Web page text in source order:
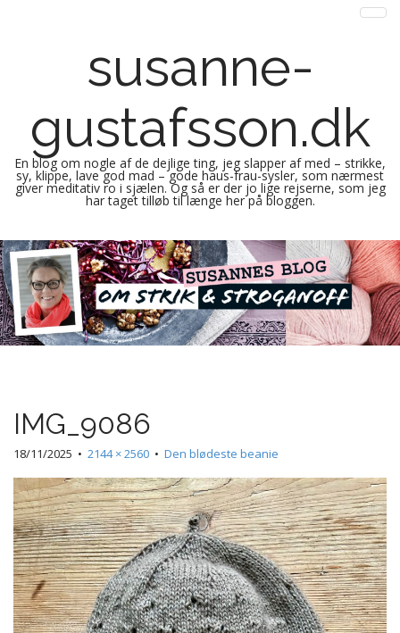
susanne-
gustafsson.dk
En blog om nogle af de dejlige ting, jeg slapper af med – strikke,
sy, klippe, lave god mad – gode haus-frau-sysler, som nærmest
giver meditativ ro i sjælen. Og så er der jo lige rejserne, som jeg
har taget tilløb til længe her på bloggen.
M
a
n
m
e
k
p
t
o
t
e
n
IMG_9086
18/11/2025 • 2144 × 2560 • Den blødeste beanie